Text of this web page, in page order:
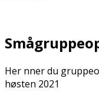
Her finner du
høsten 2021